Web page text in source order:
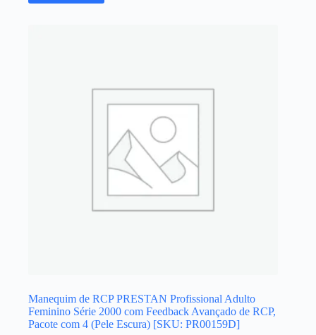
Manequim de RCP PRESTAN Profissional Adulto
Feminino Série 2000 com Feedback Avançado de RCP,
Pacote com 4 (Pele Escura) [SKU: PR00159D]